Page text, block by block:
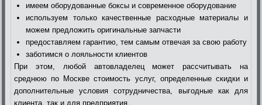
имеем оборудованные боксы и современное оборудование
используем только качественные расходные материалы и
можем предложить оригинальные запчасти
предоставляем гарантию, тем самым отвечая за свою работу
заботимся о лояльности клиентов
При этом, любой автовладелец может рассчитывать на
среднюю по Москве стоимость услуг, определенные скидки и
дополнительные условия сотрудничества, выгодные как для
клиента, так и для предприятия.